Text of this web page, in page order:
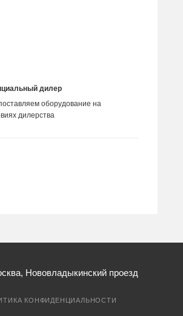
дилер
оборудование на
дилерства
Нововладыкинский проезд
КОНФИДЕНЦИАЛЬНОСТИ